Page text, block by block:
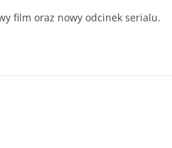
film oraz nowy odcinek serialu.